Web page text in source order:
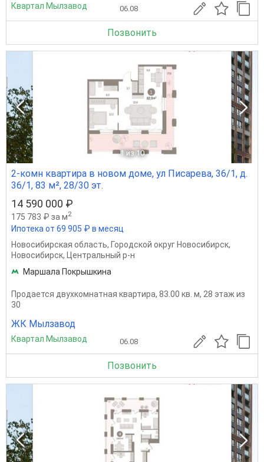
Квартал Мылзавод 06.08
Позвонить
1 из 10
2-комн квартира в новом доме, ул Писарева, 36/1, д.
36/1, 83 м², 28/30 эт.
14 590 000 ₽
175 783 ₽ за м2
Ипотека от 69 905 ₽ в месяц
Новосибирская область, Городской округ Новосибирск,
Новосибирск, Центральный р-н
Маршала Покрышкина
Продается двухкомнатная квартира, 83.00 кв. м, 28 этаж из
30
ЖК Мылзавод
Квартал Мылзавод 06.08
Позвонить